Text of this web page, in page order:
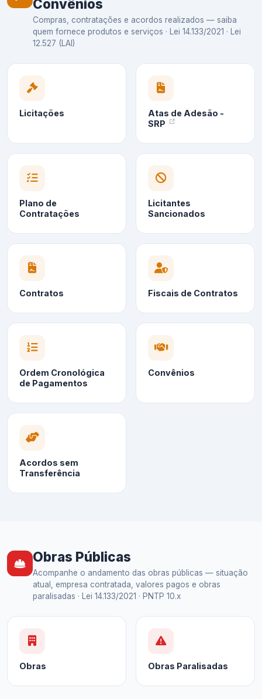
Convênios
Compras, contratações e acordos realizados — saiba
quem fornece produtos e serviços · Lei 14.133/2021 · Lei
12.527 (LAI)
Licitações
Atas de Adesão -
SRP
Plano de
Contratações
Licitantes
Sancionados
Contratos Fiscais de Contratos
Ordem Cronológica
de Pagamentos
Convênios
Acordos sem
Transferência
Obras Públicas
Acompanhe o andamento das obras públicas — situação
atual, empresa contratada, valores pagos e obras
paralisadas · Lei 14.133/2021 · PNTP 10.x
Obras Obras Paralisadas